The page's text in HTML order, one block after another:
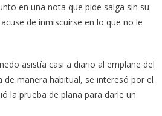
en una nota que pide salga sin su
de inmiscuirse en lo que no le
asistía casi a diario al emplane del
manera habitual, se interesó por el
la prueba de plana para darle un